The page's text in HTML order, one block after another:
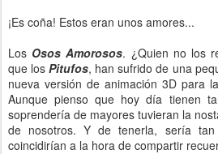
¡Es coña! Estos eran unos amores...
Los Osos Amorosos. ¿Quien no los
que losPitufos, han sufrido de una
nueva versión de animación 3D para
Aunque pienso que hoy día tienen
soprendería de mayores tuvieran la
de nosotros. Y de tenerla, sería
coincidirían a la hora de compartir